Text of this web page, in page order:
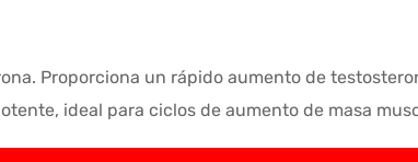
Proporciona un rápido aumento de
ideal para ciclos de aumento de masa